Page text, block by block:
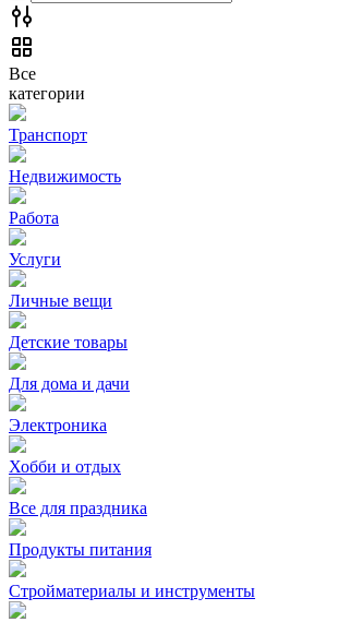
Все
категории
Транспорт
Недвижимость
Работа
Услуги
Личные вещи
Детские товары
Для дома и дачи
Электроника
Хобби и отдых
Все для праздника
Продукты питания
Стройматериалы и инструменты